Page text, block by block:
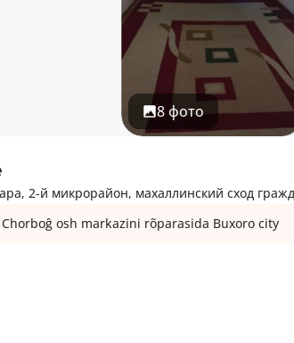
8 фото
2-й микрорайон, махаллинский сход
Ориентир: Gorgaz, Chorboĝ osh markazini rõparasida Buxoro city